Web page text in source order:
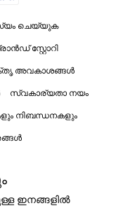
ചെയ്യുക
സ്റ്റോറി
അവകാശങ്ങൾ
സ്വകാര്യതാ നയം
നിബന്ധനകളും
ഇനങ്ങളിൽ